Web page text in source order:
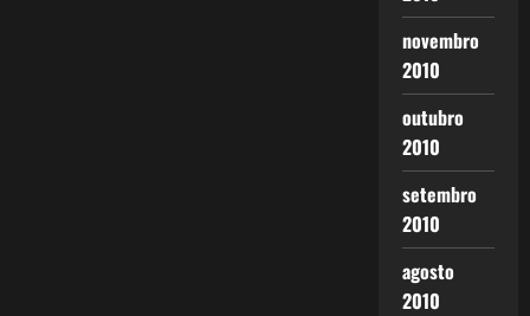
novembro
2010
outubro
2010
setembro
2010
agosto
2010